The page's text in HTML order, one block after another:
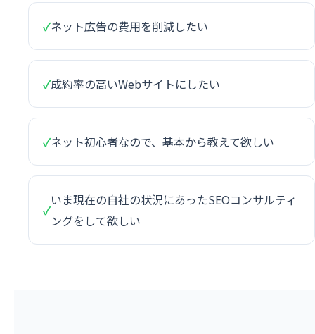
✓ネット広告の費用を削減したい
✓成約率の高いWebサイトにしたい
✓ネット初心者なので、基本から教えて欲しい
✓
いま現在の自社の状況にあったSEOコンサルティ
ングをして欲しい